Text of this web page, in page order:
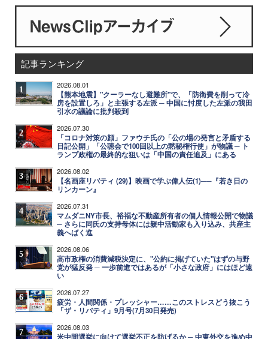
記事ランキング
1 2026.08.01
【熊本地震】"クーラーなし避難所"で、「防衛費を削って冷
房を設置しろ」と主張する左派 ─ 中国に忖度した左派の我田
引水の議論に批判殺到
2 2026.07.30
「コロナ対策の顔」ファウチ氏の「公の場の発言と矛盾する
日記公開」「公聴会で100回以上の黙秘権行使」が物議 ─ ト
ランプ政権の最終的な狙いは「中国の責任追及」にある
3 2026.08.02
【名画座リバティ (29)】映画で学ぶ偉人伝(1)──『若き日の
リンカーン』
4 2026.07.31
マムダニNY市長、裕福な不動産所有者の個人情報公開で物議
─ さらに同氏の支持母体には親中活動家も入り込み、共産主
義へばく進
5 2026.08.06
高市政権の消費減税決定に、"公約に掲げていた"はずの与野
党が猛反発 ─ 一歩前進ではあるが「小さな政府」にはほど遠
い
6 2026.07.27
疲労・人間関係・プレッシャー……このストレスどう抜こう
「ザ・リバティ」9月号(7月30日発売)
7 2026.08.03
米中間選挙に向けて選挙不正を防げるか ─ 中東外交を進め中